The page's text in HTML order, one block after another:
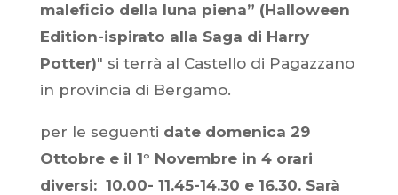
maleficio della luna piena” (Halloween
Edition-ispirato alla Saga di Harry
Potter)" si terrà al Castello di Pagazzano
in provincia di Bergamo.
per le seguenti date domenica 29
Ottobre e il 1° Novembre in 4 orari
diversi: 10.00- 11.45-14.30 e 16.30. Sarà